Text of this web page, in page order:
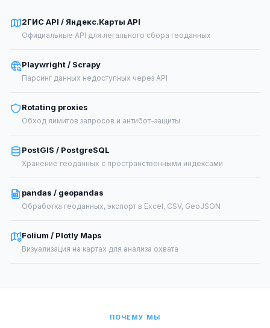
2ГИС API / Яндекс.Карты API
Официальные API для легального сбора геоданных
Playwright / Scrapy
Парсинг данных недоступных через API
Rotating proxies
Обход лимитов запросов и антибот-защиты
PostGIS / PostgreSQL
Хранение геоданных с пространственными индексами
pandas / geopandas
Обработка геоданных, экспорт в Excel, CSV, GeoJSON
Folium / Plotly Maps
Визуализация на картах для анализа охвата
ПОЧЕМУ МЫ